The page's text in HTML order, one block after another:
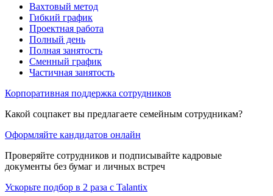
Вахтовый метод
Гибкий график
Проектная работа
Полный день
Полная занятость
Сменный график
Частичная занятость
Корпоративная поддержка сотрудников
Какой соцпакет вы предлагаете семейным сотрудникам?
Оформляйте кандидатов онлайн
Проверяйте сотрудников и подписывайте кадровые
документы без бумаг и личных встреч
Ускорьте подбор в 2 раза с Talantix